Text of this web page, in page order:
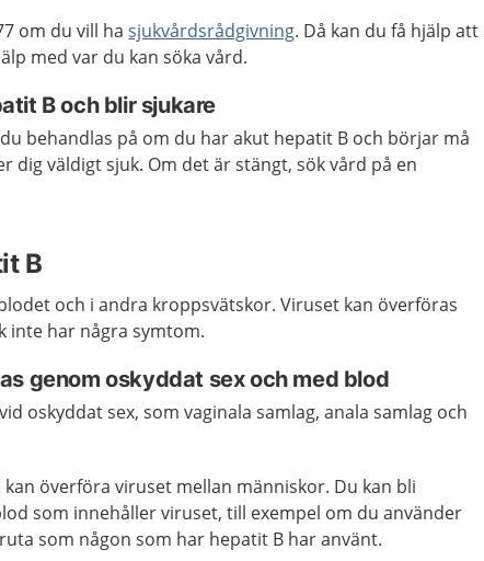
om du vill hasjukvårdsrådgivning. Då kan du få hjälp att
med var du kan söka vård.
B och blir sjukare
behandlas på om du har akut hepatit B och börjar må
dig väldigt sjuk. Om det är stängt, sök vård på en
B
och i andra kroppsvätskor. Viruset kan överföras
inte har några symtom.
genom oskyddat sex och med blod
oskyddat sex, som vaginala samlag, anala samlag och
överföra viruset mellan människor. Du kan bli
som innehåller viruset, till exempel om du använder
som någon som har hepatit B har använt.